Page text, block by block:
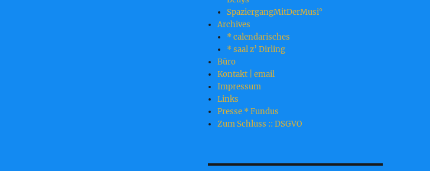
SpaziergangMitDerMusi°
Archives
* calendarisches
* saal z’ Dirling
Büro
Kontakt | email
Impressum
Links
Presse * Fundus
Zum Schluss :: DSGVO